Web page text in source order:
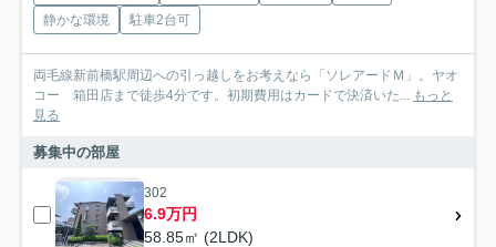
静かな環境
駐車2台可
両毛線新前橋駅周辺への引っ越しをお考えなら「ソレアードＭ」。ヤオ
コー 箱田店まで徒歩4分です。初期費用はカードで決済いた...
もっと
見る
募集中の部屋
302
6.9万円
58.85㎡ (2LDK)